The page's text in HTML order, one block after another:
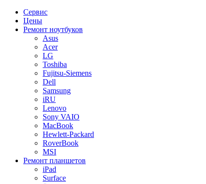
Сервис
Цены
Ремонт ноутбуков
Asus
Acer
LG
Toshiba
Fujitsu-Siemens
Dell
Samsung
iRU
Lenovo
Sony VAIO
MacBook
Hewlett-Packard
RoverBook
MSI
Ремонт планшетов
iPad
Surface